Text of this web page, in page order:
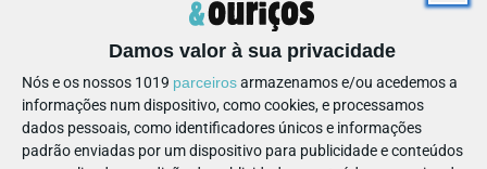
Damos valor à sua privacidade
Nós e os nossos 1019 parceirosarmazenamos e/ou acedemos a
informações num dispositivo, como cookies, e processamos
dados pessoais, como identificadores únicos e informações
padrão enviadas por um dispositivo para publicidade e conteúdos